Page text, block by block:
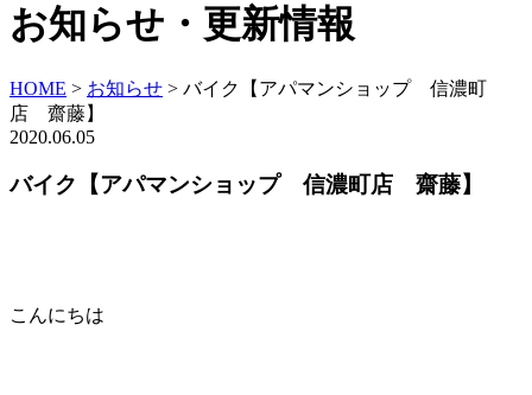
お知らせ・更新情報
HOME > お知らせ > バイク【アパマンショップ 信濃町
店 齋藤】
2020.06.05
バイク【アパマンショップ 信濃町店 齋藤】
こんにちは